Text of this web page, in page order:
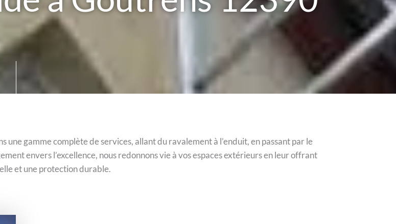
une gamme complète de services, allant du ravalement à l’enduit, en passant par le
envers l’excellence, nous redonnons vie à vos espaces extérieurs en leur offrant
et une protection durable.